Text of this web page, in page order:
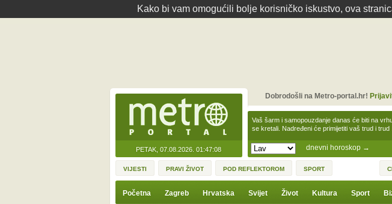
Kako bi vam omogućili bolje korisničko iskustvo, ova
PETAK, 07.08.2026. 01:47:08 dnevni horoskop →
Vaš šarm i samopouzdanje danas će biti na
se kretali. Nadređeni će primijetiti vaš trud i trud
Dobrodošli na Metro-portal.hr!
VIJESTI PRAVI ŽIVOT POD REFLEKTOROM SPORT
Početna Zagreb Hrvatska Svijet Život Kultura Sport